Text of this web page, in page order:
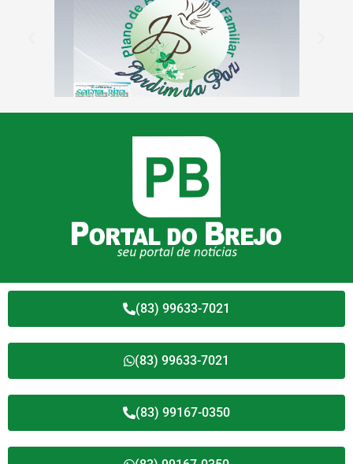
(83) 99633-7021
(83) 99633-7021
(83) 99167-0350